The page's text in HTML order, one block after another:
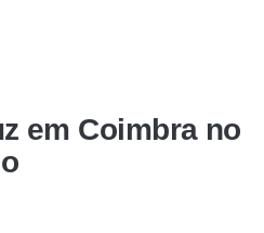
em Coimbra no